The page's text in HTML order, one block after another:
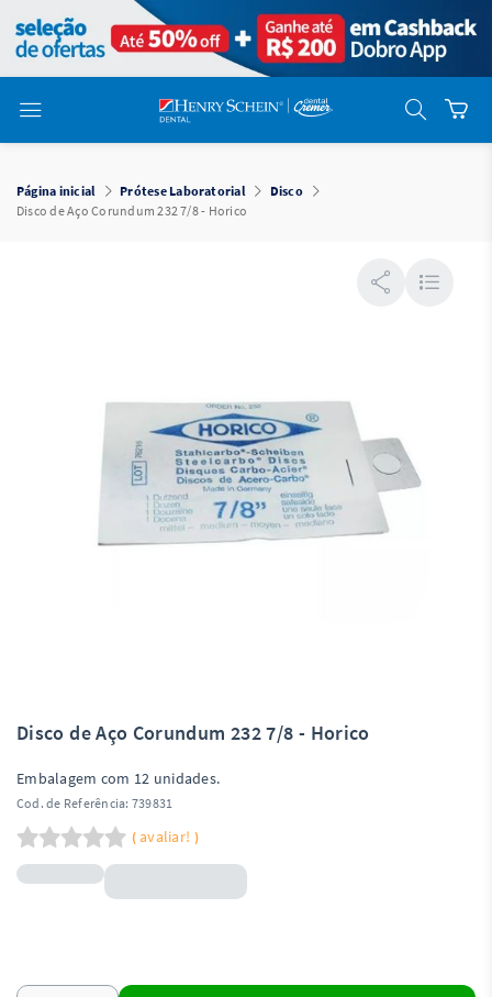
Dental
Cremer -
Henry Schein
Laboratório
Laboratório
Cremer -
Henry Schein
Simples
Software
Odontológico
Página inicial Prótese Laboratorial
Disco
Disco de Aço Corundum 232 7/8 - Horico
Disco de Aço Corundum 232 7/8 - Horico
Embalagem com 12 unidades.
Cod. de Referência: 739831
( avaliar! )